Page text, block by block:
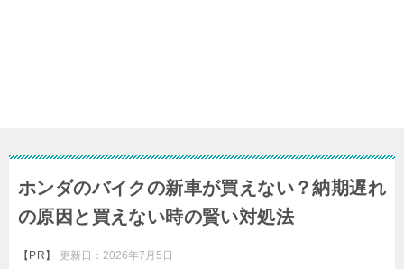
ホンダのバイクの新車が買えない？納期遅れ
の原因と買えない時の賢い対処法
【PR】 更新日： 2026年7月5日